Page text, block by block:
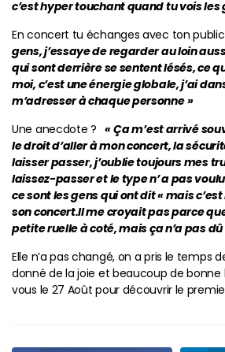
c’est hyper touchant quand tu vois les
En concert tu échanges avec ton
gens, j’essaye de regarder au loin
qui sont derrière se sentent lésés, ce
moi, c’est une énergie globale, j’ai
m’adresser à chaque personne»
Une anecdote ? «Ça m’est arrivé
le droit d’aller à mon concert, la
laisser passer, j’oublie toujours mes
laissez-passer et le type n’ a pas
ce sont les gens qui ont dit « mais
son concert.Il me croyait pas parce
petite ruelle à coté, mais ça n’a pas
Elle n’a pas changé, on a pris le temps
donné de la joie et beaucoup de bonne
vous le 27 Août pour découvrir le